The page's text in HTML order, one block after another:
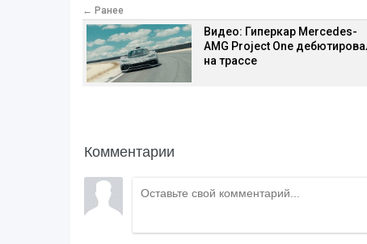
← Ранее
Видео: Гиперкар Mercedes-
AMG Project One
на трассе
Комментарии